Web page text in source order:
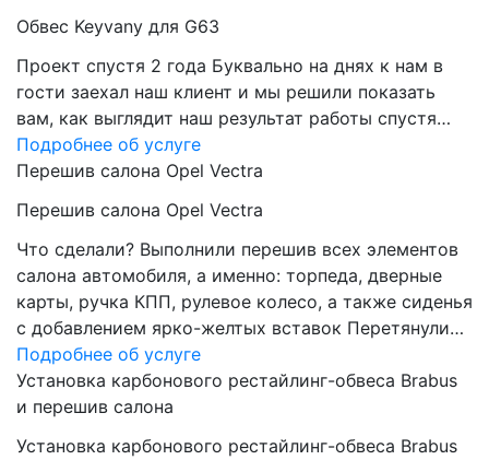
Обвес Keyvany для G63
Проект спустя 2 года Буквально на днях к нам в
гости заехал наш клиент и мы решили показать
вам, как выглядит наш результат работы спустя…
Подробнее об услуге
Перешив салона Opel Vectra
Перешив салона Opel Vectra
Что сделали? Выполнили перешив всех элементов
салона автомобиля, а именно: торпеда, дверные
карты, ручка КПП, рулевое колесо, а также сиденья
с добавлением ярко-желтых вставок Перетянули…
Подробнее об услуге
Установка карбонового рестайлинг-обвеса Brabus
и перешив салона
Установка карбонового рестайлинг-обвеса Brabus